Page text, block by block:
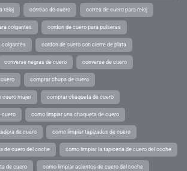
reloj correas de cuero correa de cuero para reloj
colgantes cordon de cuero para pulseras
colgantes cordon de cuero con cierre de plata
converse negras de cuero converse de cuero
comprar chupa de cuero
cuero mujer comprar chaqueta de cuero
cuero como limpiar una chaqueta de cuero
de cuero como limpiar tapizados de cuero
de cuero del coche como limpiar la tapiceria de cuero del coche
de cuero como limpiar asientos de cuero del coche